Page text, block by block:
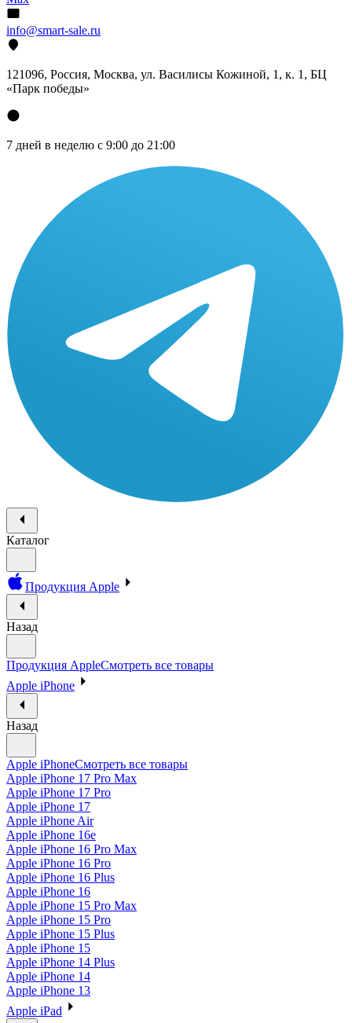
info@smart-sale.ru
121096, Россия, Москва, ул. Василисы Кожиной, 1, к. 1, БЦ
«Парк победы»
7 дней в неделю с 9:00 до 21:00
Каталог
Продукция Apple
Назад
Продукция AppleСмотреть все товары
Apple iPhone
Назад
Apple iPhoneСмотреть все товары
Apple iPhone 17 Pro Max
Apple iPhone 17 Pro
Apple iPhone 17
Apple iPhone Air
Apple iPhone 16e
Apple iPhone 16 Pro Max
Apple iPhone 16 Pro
Apple iPhone 16 Plus
Apple iPhone 16
Apple iPhone 15 Pro Max
Apple iPhone 15 Pro
Apple iPhone 15 Plus
Apple iPhone 15
Apple iPhone 14 Plus
Apple iPhone 14
Apple iPhone 13
Apple iPad